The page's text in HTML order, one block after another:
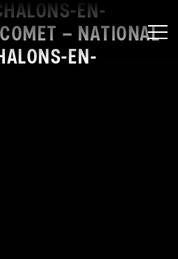
EN-
– NATIONAL
EN-